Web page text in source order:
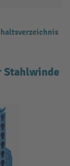
Stahlwinde